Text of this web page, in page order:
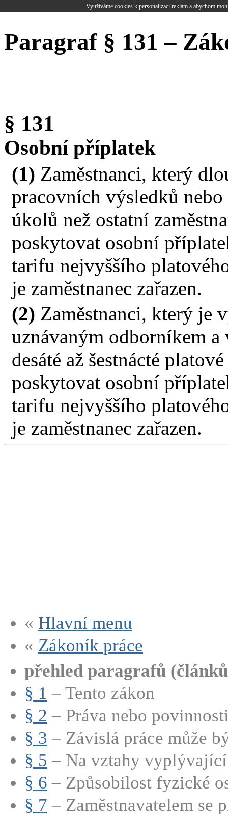
Využíváme cookies k personalizaci reklam a abychom
Paragraf § 131 –
§ 131
Osobní příplatek
(1) Zaměstnanci, který
pracovních výsledků
úkolů než ostatní
poskytovat osobní
tarifu nejvyššího
je zaměstnanec zařazen.
(2) Zaměstnanci, který je
uznávaným odborníkem a
desáté až šestnácté
poskytovat osobní
tarifu nejvyššího
je zaměstnanec zařazen.
« Hlavní menu
« Zákoník práce
přehled paragrafů
§ 1 – Tento zákon
§ 2 – Práva nebo
§ 3 – Závislá práce může
§ 5 – Na vztahy
§ 6 – Způsobilost fyzické
§ 7 – Zaměstnavatelem se